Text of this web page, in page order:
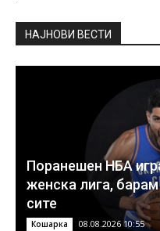
НAЈНОВИ ВЕСТИ
Поранешен НБА
женска лига,
сите
Кошарка 08.08.2026 10:55